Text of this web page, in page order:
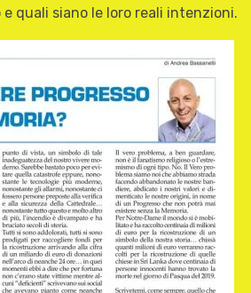
e quali siano le loro reali intenzioni.